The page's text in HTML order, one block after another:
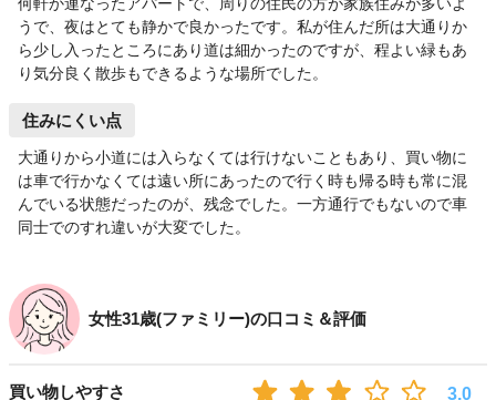
うで、夜はとても静かで良かったです。私が住んだ所は大通りか
ら少し入ったところにあり道は細かったのですが、程よい緑もあ
り気分良く散歩もできるような場所でした。
住みにくい点
大通りから小道には入らなくては行けないこともあり、買い物に
は車で行かなくては遠い所にあったので行く時も帰る時も常に混
んでいる状態だったのが、残念でした。一方通行でもないので車
同士でのすれ違いが大変でした。
女性31歳(ファミリー)の口コミ＆評価
買い物しやすさ
3.0